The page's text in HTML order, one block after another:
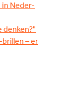
Neder-
denken?"
brillen – er